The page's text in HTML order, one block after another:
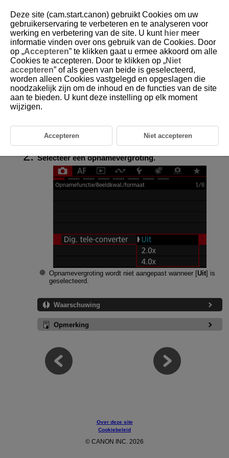
D375-063
Digitale teleconverter
Opnamevergroting kan worden versterkt voorbij de lensvergroting door
Selecteer [ :Dig. tele-converter] (
).
Selecteer een opnamevergroting.
Opnamevergroting wordt niet aangepast wanneer [Uit] is
geselecteerd.
Waarschuwing
Opmerking
Over deze site
Cookiebeleid
© CANON INC. 2026
Deze site (cam.start.canon) gebruikt Cookies om uw
gebruikerservaring te verbeteren en te analyseren voor
werking en verbetering van de site. U kunt hier meer
informatie vinden over ons gebruik van de Cookies. Door
op „Accepteren” te klikken gaat u ermee akkoord om alle
Cookies te accepteren. Door te klikken op „Niet
accepteren” of als geen van beide is geselecteerd,
worden alleen Cookies vastgelegd en opgeslagen die
noodzakelijk zijn om de inhoud en de functies van de site
aan te bieden. U kunt deze instelling op elk moment
wijzigen.
Accepteren Niet accepteren